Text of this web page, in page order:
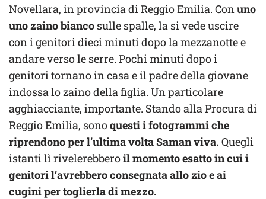
Novellara, in provincia di Reggio Emilia. Con uno
uno zaino bianco sulle spalle, la si vede uscire
con i genitori dieci minuti dopo la mezzanotte e
andare verso le serre. Pochi minuti dopo i
genitori tornano in casa e il padre della giovane
indossa lo zaino della figlia. Un particolare
agghiacciante, importante. Stando alla Procura di
Reggio Emilia, sonoquesti i fotogrammi che
riprendono per l’ultima volta Saman viva. Quegli
istanti lì rivelerebberoil momento esatto in cui i
genitori l’avrebbero consegnata allo zio e ai
cugini per toglierla di mezzo.